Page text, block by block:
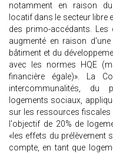
notamment en raison du
locatif dans le secteur libre
des primo-accédants.
augmenté en raison
bâtiment et du
avec les normes HQE
financière égale)». La
intercommunalités, du
logements sociaux,
sur les ressources
l'objectif de 20% de
«les effets du prélèvement
compte, en tant que